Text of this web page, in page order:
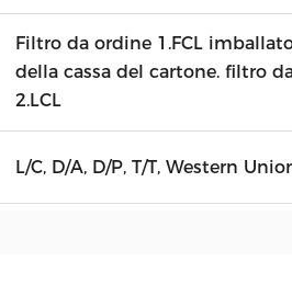
Filtro da ordine 1.FCL
della cassa del cartone. filtro
2.LCL
L/C, D/A, D/P, T/T, Western